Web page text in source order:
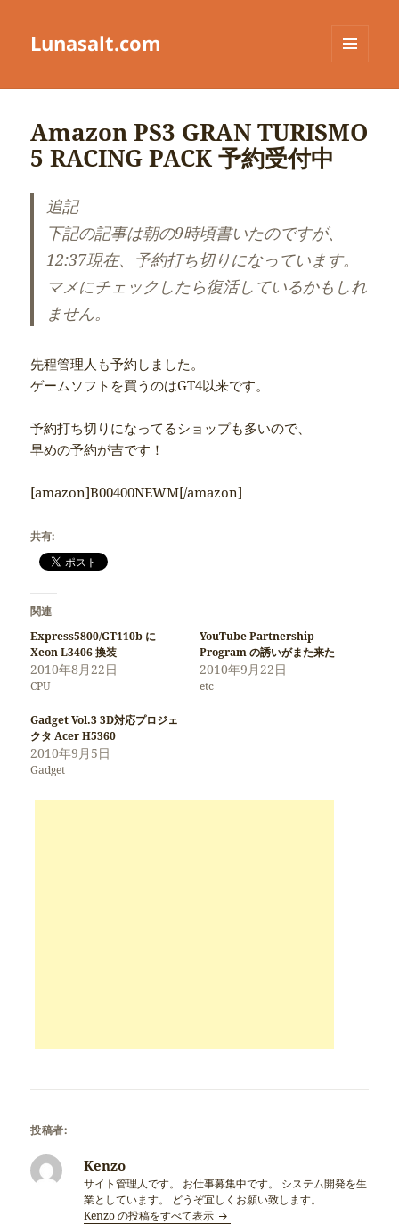
Lunasalt.com
ーとウ
Amazon PS3 GRAN TURISMO
5 RACING PACK 予約受付中
追記
下記の記事は朝の9時頃書いたのですが、
12:37現在、予約打ち切りになっています。
マメにチェックしたら復活しているかもしれ
ません。
先程管理人も予約しました。
ゲームソフトを買うのはGT4以来です。
予約打ち切りになってるショップも多いので、
早めの予約が吉です！
[amazon]B00400NEWM[/amazon]
共有:
関連
Express5800/GT110b に
Xeon L3406 換装
2010年8月22日
CPU
YouTube Partnership
Program の誘いがまた来た
2010年9月22日
etc
Gadget Vol.3 3D対応プロジェ
クタ Acer H5360
2010年9月5日
Gadget
投稿者:
Kenzo
サイト管理人です。 お仕事募集中です。 システム開発を生
業としています。 どうぞ宜しくお願い致します。
Kenzo の投稿をすべて表示